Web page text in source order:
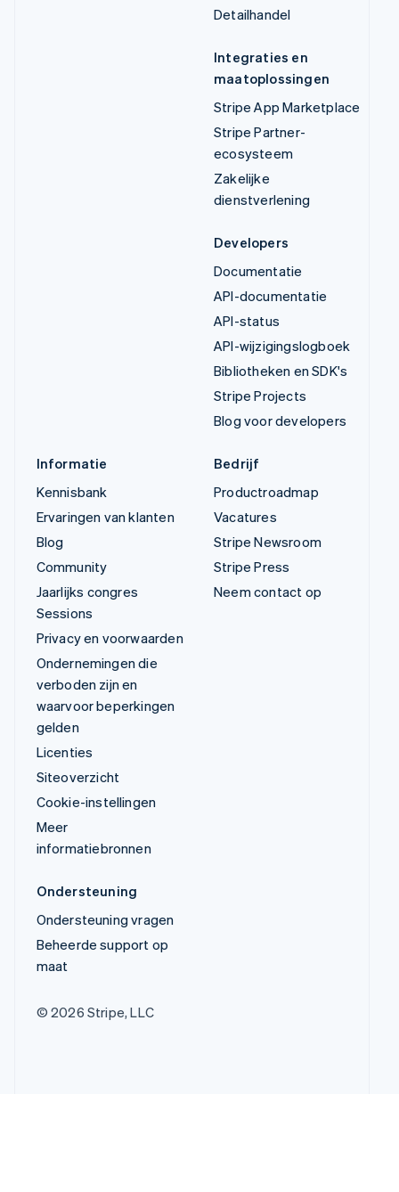
Detailhandel
Integraties en
maatoplossingen
Stripe App Marketplace
Stripe Partner-
ecosysteem
Zakelijke
dienstverlening
Developers
Documentatie
API-documentatie
API-status
API-wijzigingslogboek
Bibliotheken en SDK's
Stripe Projects
Blog voor developers
Informatie
Kennisbank
Ervaringen van klanten
Blog
Community
Jaarlijks congres
Sessions
Privacy en voorwaarden
Ondernemingen die
verboden zijn en
waarvoor beperkingen
gelden
Licenties
Siteoverzicht
Cookie-instellingen
Meer
informatiebronnen
Bedrijf
Productroadmap
Vacatures
Stripe Newsroom
Stripe Press
Neem contact op
Ondersteuning
Ondersteuning vragen
Beheerde support op
maat
© 2026 Stripe, LLC